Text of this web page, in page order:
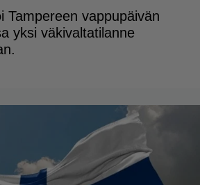
Tampereen vappupäivän
yksi väkivaltatilanne